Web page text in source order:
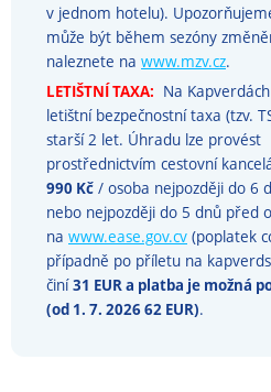
v jednom hotelu).
může být během sezóny
naleznete na www.mzv.cz.
LETIŠTNÍ TAXA: Na
letištní bezpečnostní taxa (tzv.
starší 2 let. Úhradu lze provést
prostřednictvím cestovní
990 Kč / osoba nejpozději do 6
nebo nejpozději do 5 dnů před
na www.ease.gov.cv (poplatek
případně po příletu na
činí31 EUR a platba je možná
(od 1. 7. 2026 62 EUR).